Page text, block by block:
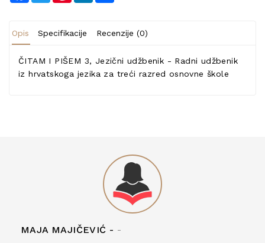
Opis Specifikacije Recenzije (0)
ČITAM I PIŠEM 3, Jezični udžbenik - Radni udžbenik
iz hrvatskoga jezika za treći razred osnovne škole
MAJA MAJIČEVIĆ - -